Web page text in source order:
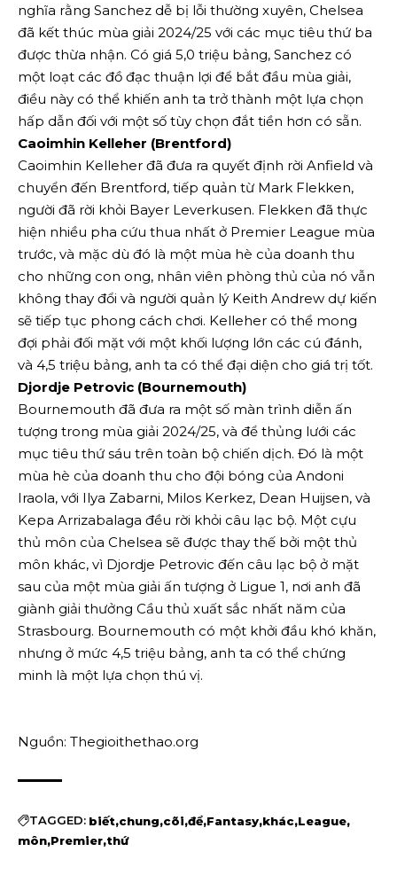
nghĩa rằng Sanchez dễ bị lỗi thường xuyên, Chelsea
đã kết thúc mùa giải 2024/25 với các mục tiêu thứ ba
được thừa nhận. Có giá 5,0 triệu bảng, Sanchez có
một loạt các đồ đạc thuận lợi để bắt đầu mùa giải,
điều này có thể khiến anh ta trở thành một lựa chọn
hấp dẫn đối với một số tùy chọn đắt tiền hơn có sẵn.
Caoimhin Kelleher (Brentford)
Caoimhin Kelleher đã đưa ra quyết định rời Anfield và
chuyển đến Brentford, tiếp quản từ Mark Flekken,
người đã rời khỏi Bayer Leverkusen. Flekken đã thực
hiện nhiều pha cứu thua nhất ở Premier League mùa
trước, và mặc dù đó là một mùa hè của doanh thu
cho những con ong, nhân viên phòng thủ của nó vẫn
không thay đổi và người quản lý Keith Andrew dự kiến
sẽ tiếp tục phong cách chơi. Kelleher có thể mong
đợi phải đối mặt với một khối lượng lớn các cú đánh,
và 4,5 triệu bảng, anh ta có thể đại diện cho giá trị tốt.
Djordje Petrovic (Bournemouth)
Bournemouth đã đưa ra một số màn trình diễn ấn
tượng trong mùa giải 2024/25, và để thủng lưới các
mục tiêu thứ sáu trên toàn bộ chiến dịch. Đó là một
mùa hè của doanh thu cho đội bóng của Andoni
Iraola, với Ilya Zabarni, Milos Kerkez, Dean Huijsen, và
Kepa Arrizabalaga đều rời khỏi câu lạc bộ. Một cựu
thủ môn của Chelsea sẽ được thay thế bởi một thủ
môn khác, vì Djordje Petrovic đến câu lạc bộ ở mặt
sau của một mùa giải ấn tượng ở Ligue 1, nơi anh đã
giành giải thưởng Cầu thủ xuất sắc nhất năm của
Strasbourg. Bournemouth có một khởi đầu khó khăn,
nhưng ở mức 4,5 triệu bảng, anh ta có thể chứng
minh là một lựa chọn thú vị.
Nguồn: Thegioithethao.org
TAGGED: biết chung cõi để Fantasy khác League
môn Premier thứ